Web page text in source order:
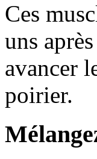
Ces
uns
avancer
poirier.